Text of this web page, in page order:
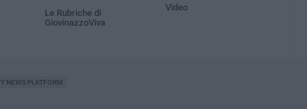
Le Rubriche di
GiovinazzoViva
Video
NEWS PLATFORM